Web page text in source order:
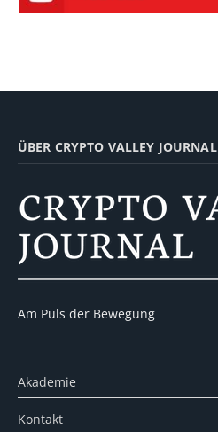
ÜBER CRYPTO VALLEY JOURNAL
Am Puls der Bewegung
Akademie
Kontakt